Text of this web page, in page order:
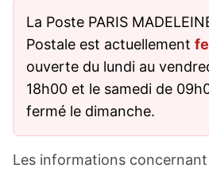
La Poste PARIS
Postale est actuellement
ouverte du lundi au
18h00 et le samedi de
fermé le dimanche.
Les informations